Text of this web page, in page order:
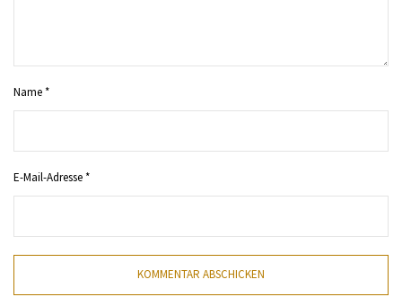
Name*
E-Mail-Adresse*
KOMMENTAR ABSCHICKEN